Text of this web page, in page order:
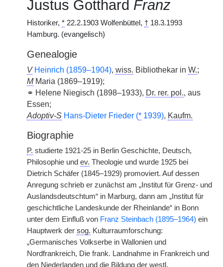
Justus Gotthard Franz
Historiker, * 22.2.1903 Wolfenbüttel, † 18.3.1993
Hamburg. (evangelisch)
Genealogie
V Heinrich (1859–1904), wiss. Bibliothekar in W.;
MMaria (1869–1919);
⚭ Helene Niegisch (1898–1933), Dr. rer. pol., aus
Essen;
Adoptiv-S Hans-Dieter Frieder (* 1939), Kaufm.
Biographie
P. studierte 1921-25 in Berlin Geschichte, Deutsch,
Philosophie und ev. Theologie und wurde 1925 bei
Dietrich Schäfer (1845–1929) promoviert. Auf dessen
Anregung schrieb er zunächst am „Institut für Grenz- und
Auslandsdeutschtum“ in Marburg, dann am „Institut für
geschichtliche Landeskunde der Rheinlande“ in Bonn
unter dem Einfluß von Franz Steinbach (1895–1964) ein
Hauptwerk der sog. Kulturraumforschung:
„Germanisches Volkserbe in Wallonien und
Nordfrankreich, Die frank. Landnahme in Frankreich und
den Niederlanden und die Bildung der westl.